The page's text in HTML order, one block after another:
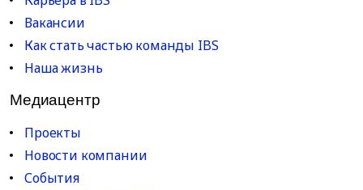
Вакансии
Как стать частью команды IBS
Наша жизнь
Медиацентр
Проекты
Новости компании
События